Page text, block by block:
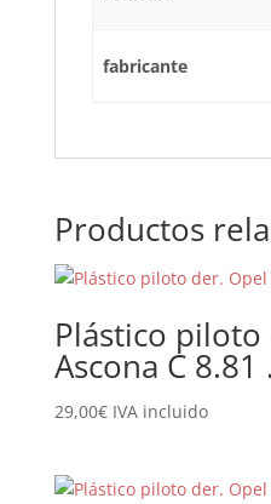
fabricante
Productos
Plástico
Ascona C 8.81
29,00€ IVA incluido